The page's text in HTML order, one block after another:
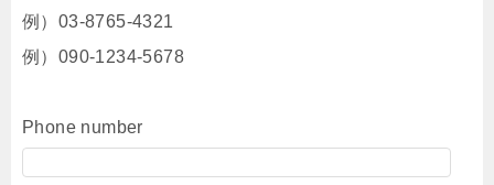
例）03-8765-4321
例）090-1234-5678
Phone number